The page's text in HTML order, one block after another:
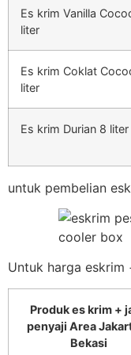
Es krim Vanilla
liter
Es krim Coklat
liter
Es krim Durian 8 liter
untuk pembelian
Untuk harga eskrim
Produk es krim +
penyaji Area
Bekasi